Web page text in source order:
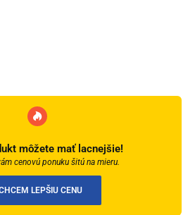
môžete mať lacnejšie!
cenovú ponuku šitú na mieru.
LEPŠIU CENU